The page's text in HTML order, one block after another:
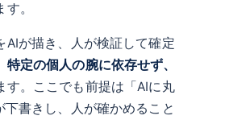
。
AIが描き、人が検証して確定
特定の個人の腕に依存せず、
す。ここでも前提は「AIに丸
書きし、人が確かめること